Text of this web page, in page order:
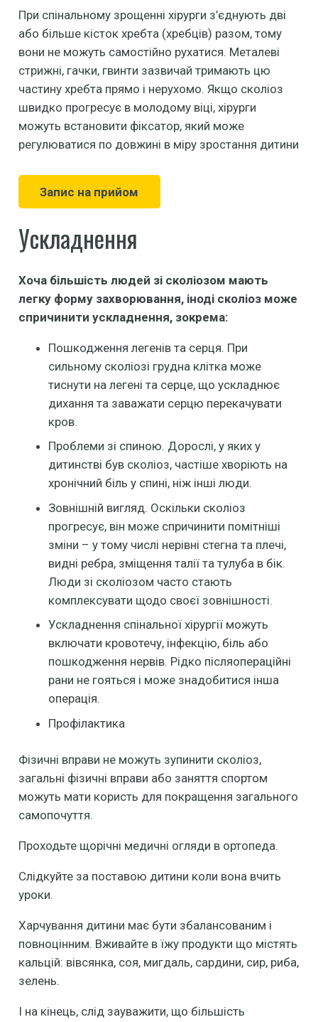
При спінальному зрощенні хірурги з’єднують дві
або більше кісток хребта (хребців) разом, тому
вони не можуть самостійно рухатися. Металеві
стрижні, гачки, гвинти зазвичай тримають цю
частину хребта прямо і нерухомо. Якщо сколіоз
швидко прогресує в молодому віці, хірурги
можуть встановити фіксатор, який може
регулюватися по довжині в міру зростання дитини
Запис на прийом
Ускладнення
Хоча більшість людей зі сколіозом мають
легку форму захворювання, іноді сколіоз може
спричинити ускладнення, зокрема:
Пошкодження легенів та серця. При
сильному сколіозі грудна клітка може
тиснути на легені та серце, що ускладнює
дихання та заважати серцю перекачувати
кров.
Проблеми зі спиною. Дорослі, у яких у
дитинстві був сколіоз, частіше хворіють на
хронічний біль у спині, ніж інші люди.
Зовнішній вигляд. Оскільки сколіоз
прогресує, він може спричинити помітніші
зміни – у тому числі нерівні стегна та плечі,
видні ребра, зміщення талії та тулуба в бік.
Люди зі сколіозом часто стають
комплексувати щодо своєї зовнішності.
Ускладнення спінальної хірургії можуть
включати кровотечу, інфекцію, біль або
пошкодження нервів. Рідко післяопераційні
рани не гояться і може знадобитися інша
операція.
Профілактика
Фізичні вправи не можуть зупинити сколіоз,
загальні фізичні вправи або заняття спортом
можуть мати користь для покращення загального
самопочуття.
Проходьте щорічні медичні огляди в ортопеда.
Слідкуйте за поставою дитини коли вона вчить
уроки.
Харчування дитини має бути збалансованим і
повноцінним. Вживайте в їжу продукти що містять
кальцій: вівсянка, соя, мигдаль, сардини, сир, риба,
зелень.
І на кінець, слід зауважити, що більшість